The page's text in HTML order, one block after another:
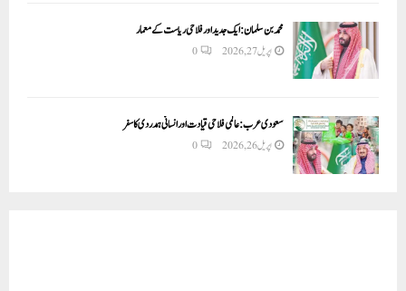
محمد بن سلمان: ایک جدید اور فلاحی ریاست کے معمار
اپریل 27, 2026 0
سعودی عرب: عالمی فلاحی قیادت اور انسانی ہمدردی کا سفر
اپریل 26, 2026 0